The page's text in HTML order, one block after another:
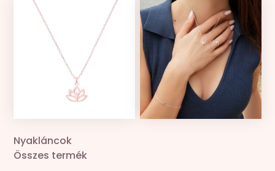
Zsinór csere
Nyakláncok
Összes termék